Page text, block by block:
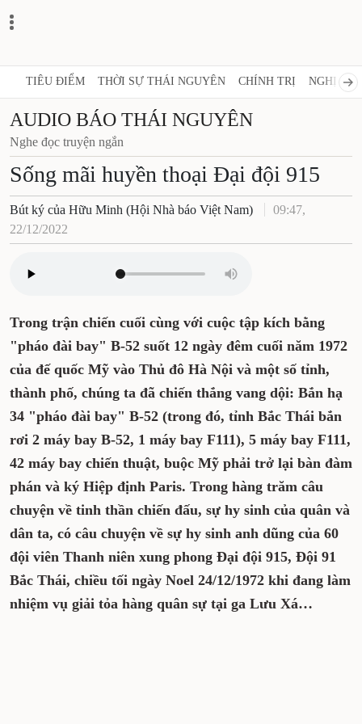
TIÊU ĐIỂM THỜI SỰ THÁI NGUYÊN CHÍNH TRỊ NGHỊ
AUDIO BÁO THÁI NGUYÊN
Nghe đọc truyện ngắn
Sống mãi huyền thoại Đại đội 915
Bút ký của Hữu Minh (Hội Nhà báo Việt Nam)
09:47,
22/12/2022
Trong trận chiến cuối cùng với cuộc tập kích bằng
"pháo đài bay" B-52 suốt 12 ngày đêm cuối năm 1972
của đế quốc Mỹ vào Thủ đô Hà Nội và một số tỉnh,
thành phố, chúng ta đã chiến thắng vang dội: Bắn hạ
34 "pháo đài bay" B-52 (trong đó, tỉnh Bắc Thái bắn
rơi 2 máy bay B-52, 1 máy bay F111), 5 máy bay F111,
42 máy bay chiến thuật, buộc Mỹ phải trở lại bàn đàm
phán và ký Hiệp định Paris. Trong hàng trăm câu
chuyện về tinh thần chiến đấu, sự hy sinh của quân và
dân ta, có câu chuyện về sự hy sinh anh dũng của 60
đội viên Thanh niên xung phong Đại đội 915, Đội 91
Bắc Thái, chiều tối ngày Noel 24/12/1972 khi đang làm
nhiệm vụ giải tỏa hàng quân sự tại ga Lưu Xá…